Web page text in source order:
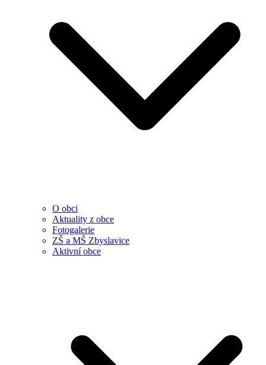
O obci
Aktuality z obce
Fotogalerie
ZŠ a MŠ Zbyslavice
Aktivní obce